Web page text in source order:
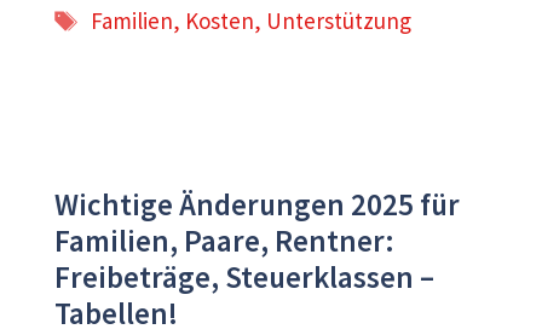
Schlagwörter
Familien, Kosten, Unterstützung
Wichtige Änderungen 2025 für
Familien, Paare, Rentner:
Freibeträge, Steuerklassen –
Tabellen!